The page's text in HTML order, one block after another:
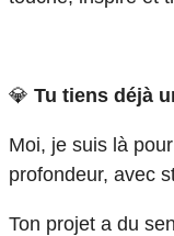
💎 Tu tiens déjà
Moi, je suis là
profondeur, avec
Ton projet a du